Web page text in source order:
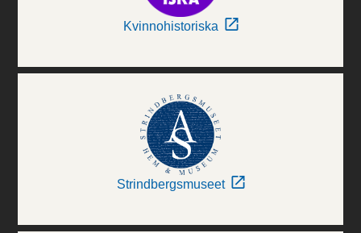
Kvinnohistoriska
Strindbergsmuseet